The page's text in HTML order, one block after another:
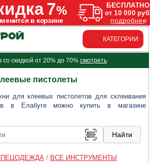
КАТЕГОРИИ
со скидкой от 20% до 70% смотреть
пистолеты
для клеевых пистолетов для склеивания
в Елабуге можно купить в магазине
/ ВСЕ ИНСТРУМЕНТЫ